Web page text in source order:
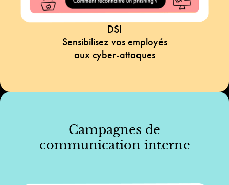
DSI
Sensibilisez vos employés
aux cyber-attaques
Campagnes de
communication interne